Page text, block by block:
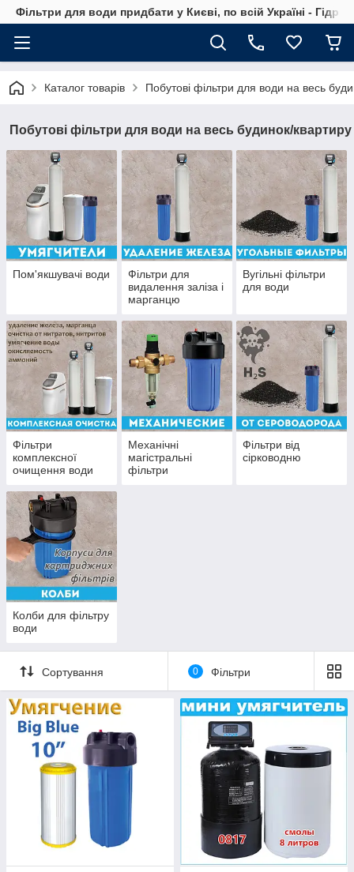
Фільтри для води придбати у Києві, по всій Україні - Гідро-
Каталог товарів Побутові фільтри для води на весь
Побутові фільтри для води на весь будинок/квартиру
Пом'якшувачі води
Фільтри для
видалення заліза і
марганцю
Вугільні фільтри
для води
Фільтри
комплексної
очищення води
Механічні
магістральні
фільтри
Фільтри від
сірководню
Колби для фільтру
води
Сортування 0 Фільтри